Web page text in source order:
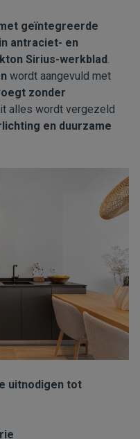
geïntegreerde
antraciet- en
Sirius-werkblad
wordt aangevuld met
zonder
alles wordt vergezeld
en duurzame
uitnodigen tot